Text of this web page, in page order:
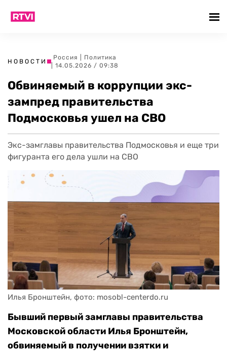
НОВОСТИ
Россия
Политика
| 14.05.2026 / 09:38
Обвиняемый в коррупции экс-
зампред правительства
Подмосковья ушел на СВО
Экс-замглавы правительства Подмосковья и еще три
фигуранта его дела ушли на СВО
Илья Бронштейн, фото: mosobl-centerdo.ru
Бывший первый замглавы правительства
Московской области Илья Бронштейн,
обвиняемый в получении взятки и